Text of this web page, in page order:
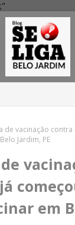
de vacinação
Jardim, PE
em